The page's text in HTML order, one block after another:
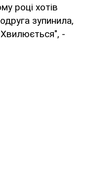
році хотів
зупинила,
-